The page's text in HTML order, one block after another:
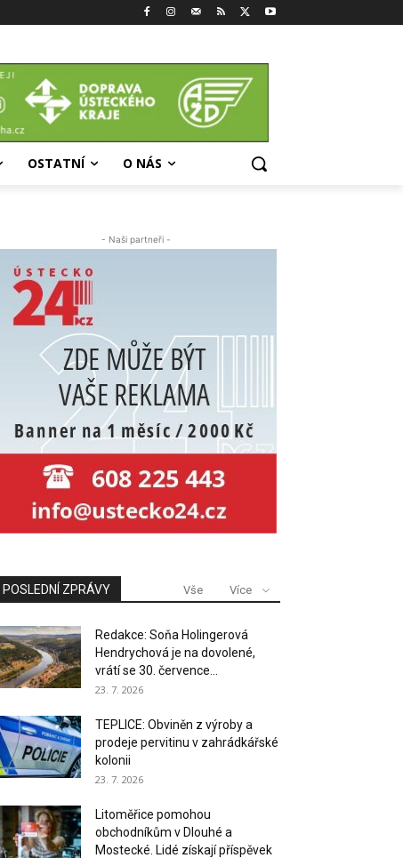
OSTATNÍ O NÁS
- Naši partneři -
POSLEDNÍ ZPRÁVY Vše Více
Redakce: Soňa Holingerová
Hendrychová je na dovolené,
vrátí se 30. července...
23. 7. 2026
TEPLICE: Obviněn z výroby a
prodeje pervitinu v zahrádkářské
kolonii
23. 7. 2026
Litoměřice pomohou
obchodníkům v Dlouhé a
Mostecké. Lidé získají příspěvek